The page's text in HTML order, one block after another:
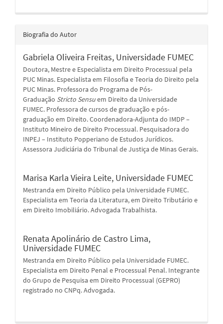
Biografia do Autor
Gabriela Oliveira Freitas, Universidade FUMEC
Doutora, Mestre e Especialista em Direito Processual pela
PUC Minas. Especialista em Filosofia e Teoria do Direito pela
PUC Minas. Professora do Programa de Pós-
Graduação Stricto Sensuem Direito da Universidade
FUMEC. Professora de cursos de graduação e pós-
graduação em Direito. Coordenadora-Adjunta do IMDP –
Instituto Mineiro de Direito Processual. Pesquisadora do
INPEJ – Instituto Popperiano de Estudos Jurídicos.
Assessora Judiciária do Tribunal de Justiça de Minas Gerais.
Marisa Karla Vieira Leite, Universidade FUMEC
Mestranda em Direito Público pela Universidade FUMEC.
Especialista em Teoria da Literatura, em Direito Tributário e
em Direito Imobiliário. Advogada Trabalhista.
Renata Apolinário de Castro Lima,
Universidade FUMEC
Mestranda em Direito Público pela Universidade FUMEC.
Especialista em Direito Penal e Processual Penal. Integrante
do Grupo de Pesquisa em Direito Processual (GEPRO)
registrado no CNPq. Advogada.